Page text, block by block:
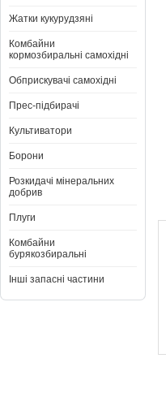
Жатки кукурудзяні
Комбайни
кормозбиральні самохідні
Обприскувачі самохідні
Прес-підбирачі
Культиватори
Борони
Розкидачі мінеральних
добрив
Плуги
Комбайни
бурякозбиральні
Інші запасні частини